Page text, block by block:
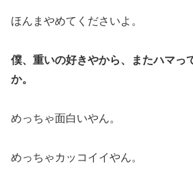
ほんまやめてくださいよ。
僕、重いの好きやから、またハマっ
か。
めっちゃ面白いやん。
めっちゃカッコイイやん。